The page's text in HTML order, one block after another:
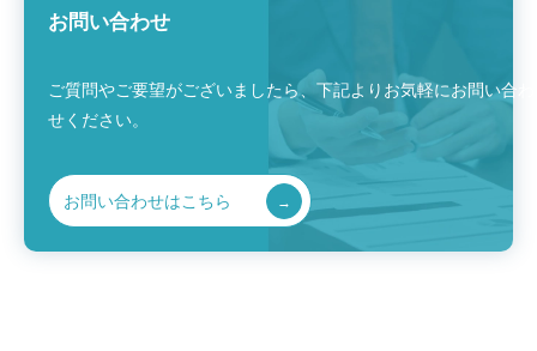
お問い合わせ
ご質問やご要望がございましたら、 下記よりお気軽にお問い合わ
せください。
お問い合わせはこちら